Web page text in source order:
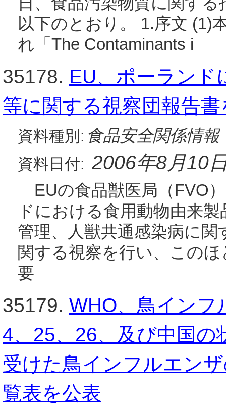
以下のとおり。 1.序文 (1)
れ「The Contaminants i
35178. EU、ポーランド
等に関する視察団報告書
資料種別: 食品安全関係情報
資料日付: 2006年8月10
EUの食品獣医局（FVO
ドにおける食用動物由来
管理、人獣共通感染病に
関する視察を行い、この
要
35179. WHO、鳥インフ
4、25、26、及び中国の
受けた鳥インフルエン
覧表を公表